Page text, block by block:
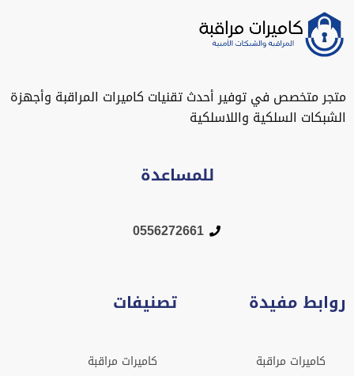
متجر متخصص في توفير أحدث تقنيات كاميرات المراقبة وأجهزة
الشبكات السلكية واللاسلكية
للمساعدة
0556272661
روابط مفيدة
كاميرات مراقبة
تصنيفات
كاميرات مراقبة